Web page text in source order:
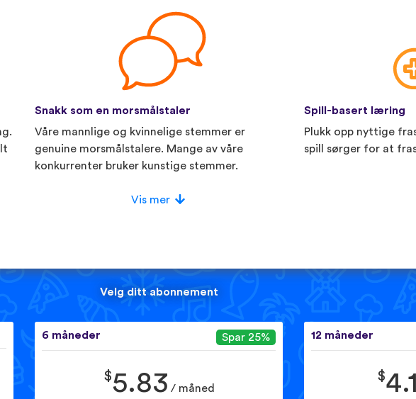
Snakk som en morsmålstaler
Våre mannlige og kvinnelige stemmer er
genuine morsmålstalere. Mange av våre
konkurrenter bruker kunstige stemmer.
Spill-basert læring
Plukk opp nyttige
spill sørger for at
Vis mer
Velg ditt abonnement
6 måneder Spar 25%
$5.83 / måned
12 måneder
$